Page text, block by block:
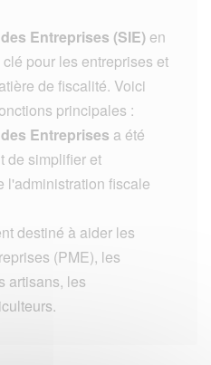
Entreprises (SIE) en
pour les entreprises et
de fiscalité. Voici
principales :
Entreprises a été
de simplifier et
l'administration fiscale
destiné à aider les
(PME), les
artisans, les